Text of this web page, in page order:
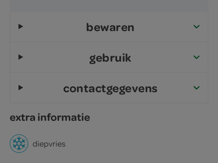
bewaren
gebruik
contactgegevens
extra informatie
diepvries